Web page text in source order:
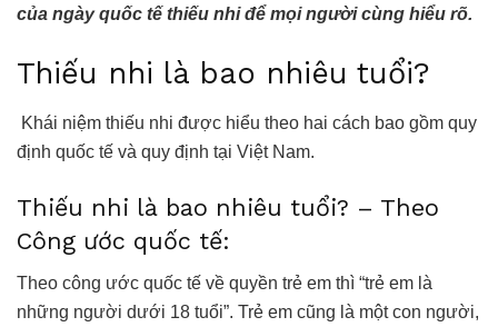
của ngày quốc tế thiếu nhi để mọi người cùng hiểu rõ.
Thiếu nhi là bao nhiêu tuổi?
Khái niệm thiếu nhi được hiểu theo hai cách bao gồm quy
định quốc tế và quy định tại Việt Nam.
Thiếu nhi là bao nhiêu tuổi? – Theo
Công ước quốc tế:
Theo công ước quốc tế về quyền trẻ em thì “trẻ em là
những người dưới 18 tuổi”. Trẻ em cũng là một con người,